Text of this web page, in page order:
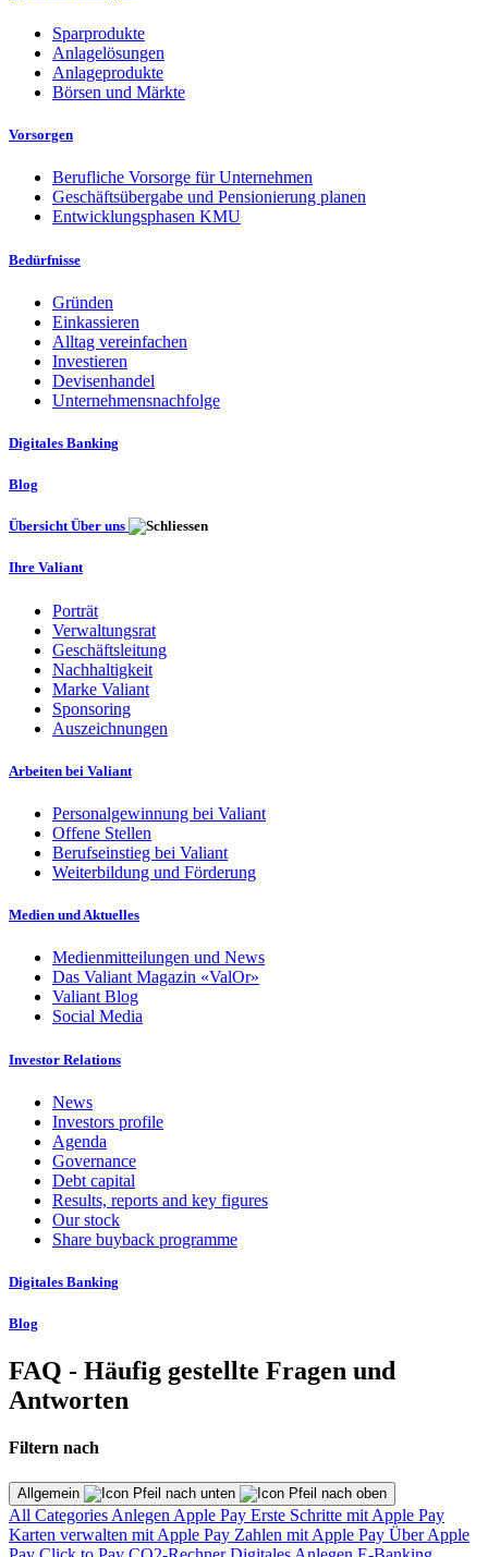
Sparprodukte
Anlagelösungen
Anlageprodukte
Börsen und Märkte
Vorsorgen
Berufliche Vorsorge für Unternehmen
Geschäftsübergabe und Pensionierung planen
Entwicklungsphasen KMU
Bedürfnisse
Gründen
Einkassieren
Alltag vereinfachen
Investieren
Devisenhandel
Unternehmensnachfolge
Digitales Banking
Blog
Übersicht Über uns
Ihre Valiant
Porträt
Verwaltungsrat
Geschäftsleitung
Nachhaltigkeit
Marke Valiant
Sponsoring
Auszeichnungen
Arbeiten bei Valiant
Personalgewinnung bei Valiant
Offene Stellen
Berufseinstieg bei Valiant
Weiterbildung und Förderung
Medien und Aktuelles
Medienmitteilungen und News
Das Valiant Magazin «ValOr»
Valiant Blog
Social Media
Investor Relations
News
Investors profile
Agenda
Governance
Debt capital
Results, reports and key figures
Our stock
Share buyback programme
Digitales Banking
Blog
FAQ - Häufig gestellte Fragen und
Antworten
Filtern nach
Allgemein
All Categories Anlegen Apple Pay Erste Schritte mit Apple Pay
Karten verwalten mit Apple Pay Zahlen mit Apple Pay Über Apple